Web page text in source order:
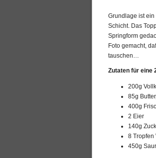
Grundlage ist
Schicht. Das
Springform
Foto gemacht,
tauschen…
Zutaten für eine
200g
85g
400g
2 Eier
140g
8 Tropfen
450g